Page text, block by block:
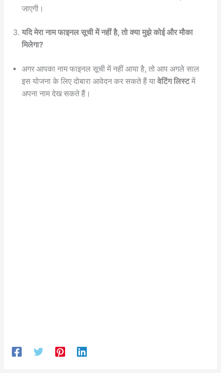
जाएगी।
यदि मेरा नाम फाइनल सूची में नहीं है, तो क्या मुझे कोई और मौका
मिलेगा?
अगर आपका नाम फाइनल सूची में नहीं आया है, तो आप अगले साल
इस योजना के लिए दोबारा आवेदन कर सकते हैं या वेटिंग लिस्टमें
अपना नाम देख सकते हैं।